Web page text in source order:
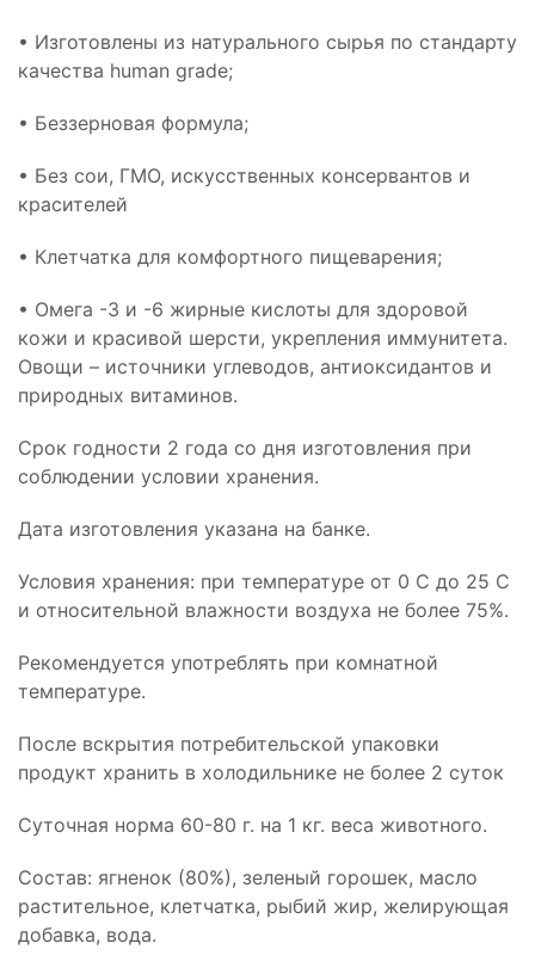
• Изготовлены из натурального сырья по стандарту
качества human grade;
• Беззерновая формула;
• Без сои, ГМО, искусственных консервантов и
красителей
• Клетчатка для комфортного пищеварения;
• Омега -3 и -6 жирные кислоты для здоровой
кожи и красивой шерсти, укрепления иммунитета.
Овощи – источники углеводов, антиоксидантов и
природных витаминов.
Срок годности 2 года со дня изготовления при
соблюдении условии хранения.
Дата изготовления указана на банке.
Условия хранения: при температуре от 0 С до 25 С
и относительной влажности воздуха не более 75%.
Рекомендуется употреблять при комнатной
температуре.
После вскрытия потребительской упаковки
продукт хранить в холодильнике не более 2 суток
Суточная норма 60-80 г. на 1 кг. веса животного.
Состав: ягненок (80%), зеленый горошек, масло
растительное, клетчатка, рыбий жир, желирующая
добавка, вода.